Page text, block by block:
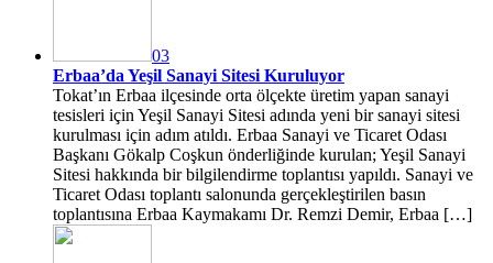
03
Erbaa’da Yeşil Sanayi Sitesi Kuruluyor
Tokat’ın Erbaa ilçesinde orta ölçekte üretim yapan sanayi
tesisleri için Yeşil Sanayi Sitesi adında yeni bir sanayi sitesi
kurulması için adım atıldı. Erbaa Sanayi ve Ticaret Odası
Başkanı Gökalp Coşkun önderliğinde kurulan; Yeşil Sanayi
Sitesi hakkında bir bilgilendirme toplantısı yapıldı. Sanayi ve
Ticaret Odası toplantı salonunda gerçekleştirilen basın
toplantısına Erbaa Kaymakamı Dr. Remzi Demir, Erbaa […]